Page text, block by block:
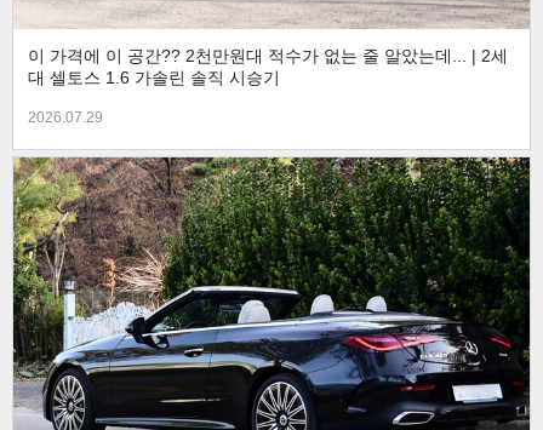
이 가격에 이 공간?? 2천만원대 적수가 없는 줄 알았는데... | 2세
대 셀토스 1.6 가솔린 솔직 시승기
2026.07.29